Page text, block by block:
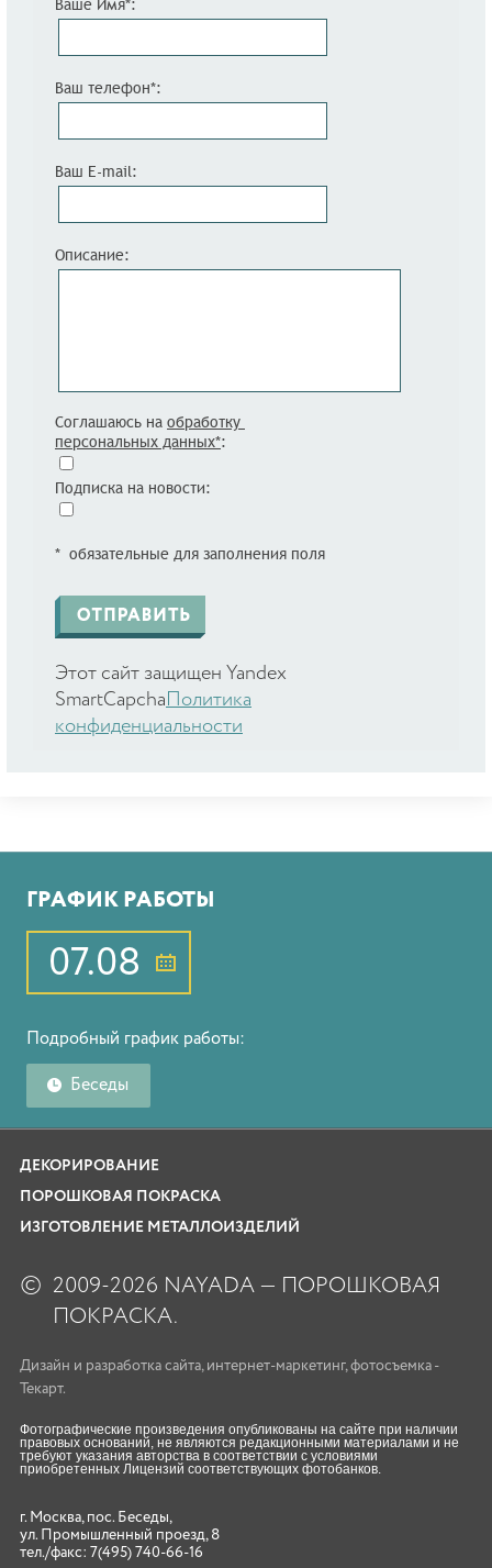
Ваше Имя*:
Ваш телефон*:
Ваш E-mail:
Описание:
Соглашаюсь на обработку
персональных данных*:
Подписка на новости:
* обязательные для заполнения поля
Этот сайт защищен Yandex
SmartCapcha Политика
конфиденциальности
ГРАФИК РАБОТЫ
07.08
Подробный график работы:
Беседы
ДЕКОРИРОВАНИЕ
ПОРОШКОВАЯ ПОКРАСКА
ИЗГОТОВЛЕНИЕ МЕТАЛЛОИЗДЕЛИЙ
© 2009-2026 NAYADA — ПОРОШКОВАЯ
ПОКРАСКА.
Дизайн и разработка сайта, интернет-маркетинг,фотосъемка -
Текарт.
Фотографические произведения опубликованы на сайте при наличии
правовых оснований, не являются редакционными материалами и не
требуют указания авторства в соответствии с условиями
приобретенных Лицензий соответствующих фотобанков.
г. Москва, пос. Беседы,
ул. Промышленный проезд, 8
тел./факс: 7(495) 740-66-16